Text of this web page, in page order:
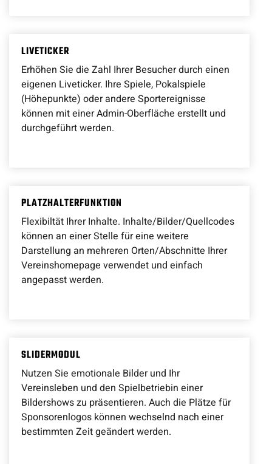
LIVETICKER
Erhöhen Sie die Zahl Ihrer Besucher durch einen
eigenen Liveticker. Ihre Spiele, Pokalspiele
(Höhepunkte) oder andere Sportereignisse
können mit einer Admin-Oberfläche erstellt und
durchgeführt werden.
PLATZHALTERFUNKTION
Flexibiltät Ihrer Inhalte. Inhalte/Bilder/Quellcodes
können an einer Stelle für eine weitere
Darstellung an mehreren Orten/Abschnitte Ihrer
Vereinshomepage verwendet und einfach
angepasst werden.
SLIDERMODUL
Nutzen Sie emotionale Bilder und Ihr
Vereinsleben und den Spielbetriebin einer
Bildershows zu präsentieren. Auch die Plätze für
Sponsorenlogos können wechselnd nach einer
bestimmten Zeit geändert werden.